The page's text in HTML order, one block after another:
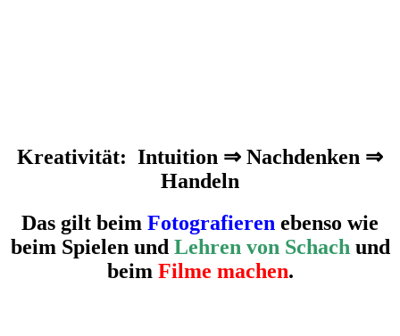
Kreativität: Intuition ⇒ Nachdenken ⇒
Handeln
Das gilt beim Fotografieren ebenso wie
beim Spielen und Lehren von Schach und
beim Filme machen.